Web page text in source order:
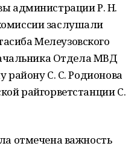
администрации Р. Н.
заслушали
Мелеузовского
Отдела МВД
району С. С. Родионова
райгорветстанции С.
отмечена важность